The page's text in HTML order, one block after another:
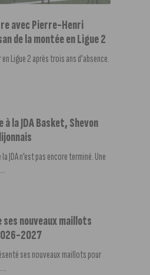
avec Pierre-Henri
de la montée en Ligue 2
Ligue 2 après trois ans d’absence.
la JDA Basket, Shevon
JDA n’est pas encore terminé. Une
ses nouveaux maillots
2027
ses nouveaux maillots pour